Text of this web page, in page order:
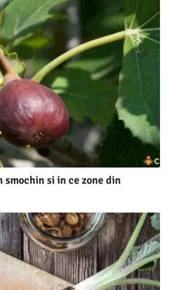
smochin si in ce zone din